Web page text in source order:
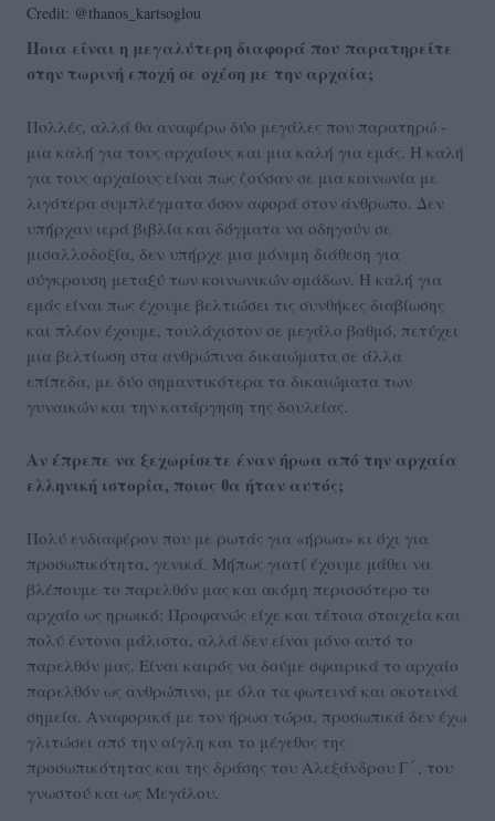
Credit: @thanos_kartsoglou
Ποια είναι η μεγαλύτερη διαφορά που παρατηρείτε
στην τωρινή εποχή σε σχέση με την αρχαία;
Πολλές, αλλά θα αναφέρω δύο μεγάλες που παρατηρώ -
μια καλή για τους αρχαίους και μια καλή για εμάς. Η καλή
για τους αρχαίους είναι πως ζούσαν σε μια κοινωνία με
λιγότερα συμπλέγματα όσον αφορά στον άνθρωπο. Δεν
υπήρχαν ιερά βιβλία και δόγματα να οδηγούν σε
μισαλλοδοξία, δεν υπήρχε μια μόνιμη διάθεση για
σύγκρουση μεταξύ των κοινωνικών ομάδων. Η καλή για
εμάς είναι πως έχουμε βελτιώσει τις συνθήκες διαβίωσης
και πλέον έχουμε, τουλάχιστον σε μεγάλο βαθμό, πετύχει
μια βελτίωση στα ανθρώπινα δικαιώματα σε άλλα
επίπεδα, με δύο σημαντικότερα τα δικαιώματα των
γυναικών και την κατάργηση της δουλείας.
Αν έπρεπε να ξεχωρίσετε έναν ήρωα από την αρχαία
ελληνική ιστορία, ποιος θα ήταν αυτός;
Πολύ ενδιαφέρον που με ρωτάς για «ήρωα» κι όχι για
προσωπικότητα, γενικά. Μήπως γιατί έχουμε μάθει να
βλέπουμε το παρελθόν μας και ακόμη περισσότερο το
αρχαίο ως ηρωικό; Προφανώς είχε και τέτοια στοιχεία και
πολύ έντονα μάλιστα, αλλά δεν είναι μόνο αυτό το
παρελθόν μας. Είναι καιρός να δούμε σφαιρικά το αρχαίο
παρελθόν ως ανθρώπινο, με όλα τα φωτεινά και σκοτεινά
σημεία. Αναφορικά με τον ήρωα τώρα, προσωπικά δεν έχω
γλιτώσει από την αίγλη και το μέγεθος της
προσωπικότητας και της δράσης του Αλεξάνδρου Γ΄, του
γνωστού και ως Μεγάλου.